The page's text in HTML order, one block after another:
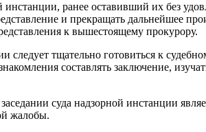
ранее оставивший их без
и прекращать дальнейшее
к вышестоящему прокурору.
тщательно готовиться к
составлять заключение,
суда надзорной инстанции
жалобы.